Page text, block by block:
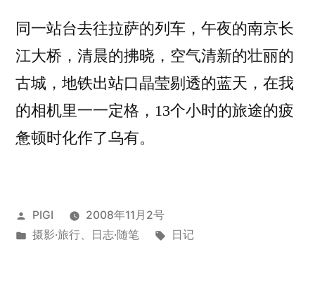
同一站台去往拉萨的列车，午夜的南京长
江大桥，清晨的拂晓，空气清新的壮丽的
古城，地铁出站口晶莹剔透的蓝天，在我
的相机里一一定格，13个小时的旅途的疲
惫顿时化作了乌有。
发
布
PIGI
2008年11月2号
发
摄影·旅行、 日志·随笔
标
日记